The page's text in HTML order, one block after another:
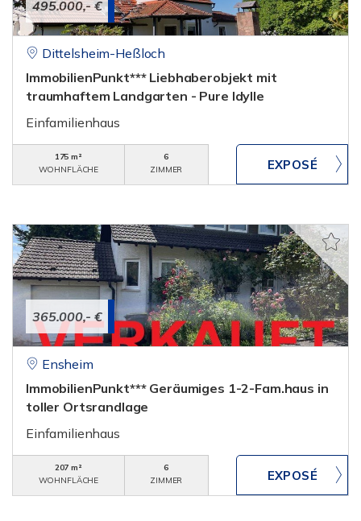
495.000,- €
Dittelsheim-Heßloch
ImmobilienPunkt*** Liebhaberobjekt mit
traumhaftem Landgarten - Pure Idylle
Einfamilienhaus
175 m²
WOHNFLÄCHE
6
ZIMMER
365.000,- €
Ensheim
ImmobilienPunkt*** Geräumiges 1-2-Fam.haus in
toller Ortsrandlage
Einfamilienhaus
207 m²
WOHNFLÄCHE
6
ZIMMER